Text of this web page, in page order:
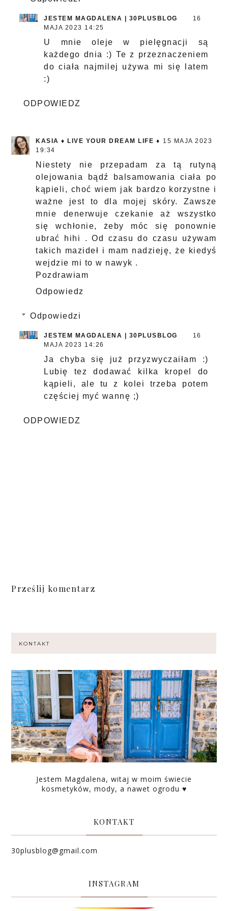
JESTEM MAGDALENA | 30PLUSBLOG
16
MAJA 2023 14:25
U mnie oleje w pielęgnacji są
każdego dnia :) Te z przeznaczeniem
do ciała najmilej używa mi się latem
:)
ODPOWIEDZ
KASIA ♦ LIVE YOUR DREAM LIFE ♦ 15 MAJA 2023
19:34
Niestety nie przepadam za tą rutyną
olejowania bądź balsamowania ciała po
kąpieli, choć wiem jak bardzo korzystne i
ważne jest to dla mojej skóry. Zawsze
mnie denerwuje czekanie aż wszystko
się wchłonie, żeby móc się ponownie
ubrać hihi . Od czasu do czasu używam
takich mazideł i mam nadzieję, że kiedyś
wejdzie mi to w nawyk .
Pozdrawiam
Odpowiedz
Odpowiedzi
JESTEM MAGDALENA | 30PLUSBLOG
16
MAJA 2023 14:26
Ja chyba się już przyzwyczaiłam :)
Lubię tez dodawać kilka kropel do
kąpieli, ale tu z kolei trzeba potem
częściej myć wannę ;)
ODPOWIEDZ
Prześlij komentarz
KONTAKT
Jestem Magdalena, witaj w moim świecie
kosmetyków, mody, a nawet ogrodu ♥
KONTAKT
30plusblog@gmail.com
INSTAGRAM